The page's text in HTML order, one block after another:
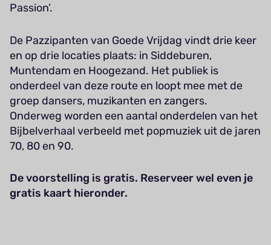
Passion’.
De Pazzipanten van Goede Vrijdag vindt drie keer
en op drie locaties plaats: in Siddeburen,
Muntendam en Hoogezand. Het publiek is
onderdeel van deze route en loopt mee met de
groep dansers, muzikanten en zangers.
Onderweg worden een aantal onderdelen van het
Bijbelverhaal verbeeld met popmuziek uit de jaren
70, 80 en 90.
De voorstelling is gratis. Reserveer wel even je
gratis kaart hieronder.